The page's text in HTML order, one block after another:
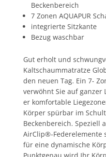
Beckenbereich
7 Zonen AQUAPUR
integrierte Sitzkante
Bezug waschbar
Gut erholt und
Kaltschaummatratze
den neuen Tag. Ein 7-
verwöhnt Sie auf ganzer
er komfortable
Körper spürbar im
Beckenbereich. Speziell
AirClip®-Federelemente
für eine dynamische